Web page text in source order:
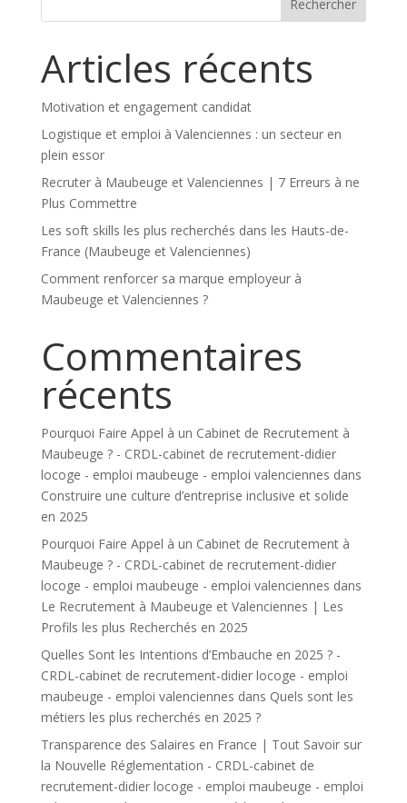
Articles récents
Motivation et engagement candidat
Logistique et emploi à Valenciennes : un secteur en
plein essor
Recruter à Maubeuge et Valenciennes | 7 Erreurs à ne
Plus Commettre
Les soft skills les plus recherchés dans les Hauts-de-
France (Maubeuge et Valenciennes)
Comment renforcer sa marque employeur à
Maubeuge et Valenciennes ?
Commentaires
récents
Pourquoi Faire Appel à un Cabinet de Recrutement à
Maubeuge ? - CRDL-cabinet de recrutement-didier
locoge - emploi maubeuge - emploi valenciennes dans
Construire une culture d’entreprise inclusive et solide
en 2025
Pourquoi Faire Appel à un Cabinet de Recrutement à
Maubeuge ? - CRDL-cabinet de recrutement-didier
locoge - emploi maubeuge - emploi valenciennes dans
Le Recrutement à Maubeuge et Valenciennes | Les
Profils les plus Recherchés en 2025
Quelles Sont les Intentions d’Embauche en 2025 ? -
CRDL-cabinet de recrutement-didier locoge - emploi
maubeuge - emploi valenciennes dans Quels sont les
métiers les plus recherchés en 2025 ?
Transparence des Salaires en France | Tout Savoir sur
la Nouvelle Réglementation - CRDL-cabinet de
recrutement-didier locoge - emploi maubeuge - emploi